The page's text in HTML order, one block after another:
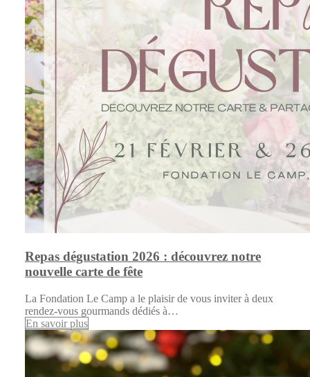
Repas dégustation 2026 : découvrez notre
nouvelle carte de fête
La Fondation Le Camp a le plaisir de vous inviter à deux
rendez-vous gourmands dédiés à…
En savoir plus